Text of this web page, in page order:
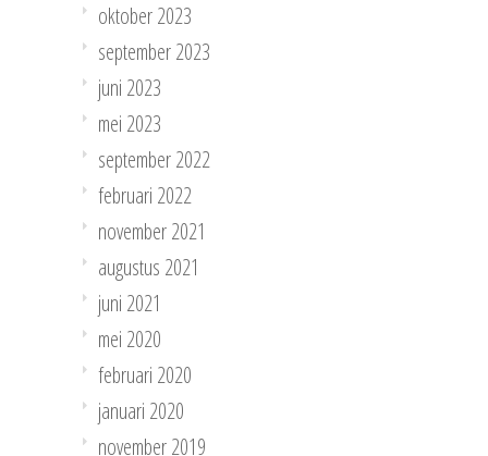
oktober 2023
september 2023
juni 2023
mei 2023
september 2022
februari 2022
november 2021
augustus 2021
juni 2021
mei 2020
februari 2020
januari 2020
november 2019